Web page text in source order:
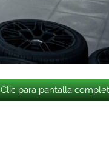
Clic para pantalla